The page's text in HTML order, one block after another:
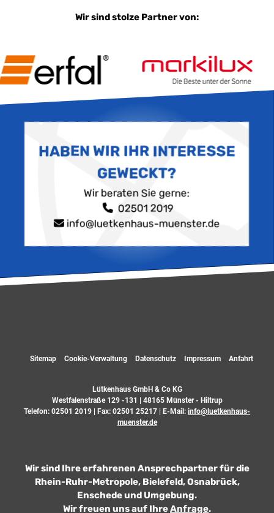
Wir sind stolze Partner von:
HABEN WIR IHR INTERESSE
GEWECKT?
Wir beraten Sie gerne:
02501 2019
info@luetkenhaus-muenster.de
Sitemap Cookie-Verwaltung Datenschutz Impressum Anfahrt
Lütkenhaus GmbH & Co KG
Westfalenstraße 129 -131 | 48165 Münster - Hiltrup
Telefon: 02501 2019 | Fax: 02501 25217 | E-Mail: info@luetkenhaus-
muenster.de
Wir sind Ihre erfahrenen Ansprechpartner für die
Rhein-Ruhr-Metropole, Bielefeld, Osnabrück,
Enschede und Umgebung.
Wir freuen uns auf IhreAnfrage.